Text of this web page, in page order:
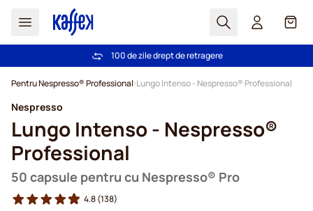
Cautare Coș
Livrare gratuită la comenzi de peste 249,00 Lei
100 de zile drept de retragere
Pentru Nespresso® Professional Lungo Intenso - Nespresso® Professional
Nespresso
Lungo Intenso - Nespresso®
Professional
50 capsule pentru cu Nespresso® Pro
4.8(138)